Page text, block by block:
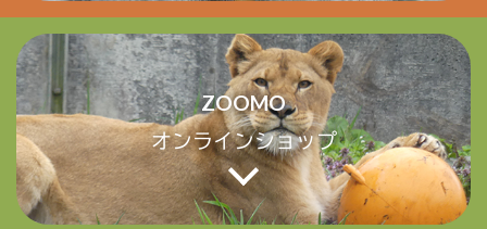
ZOOMO
オンラインショップ